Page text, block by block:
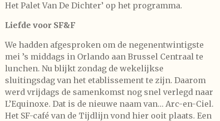
Het Palet Van De Dichter’ op het programma.
Liefde voor SF&F
We hadden afgesproken om de negenentwintigste
mei ’s middags in Orlando aan Brussel Centraal te
lunchen. Nu blijkt zondag de wekelijkse
sluitingsdag van het etablissement te zijn. Daarom
werd vrijdags de samenkomst nog snel verlegd naar
L’Equinoxe. Dat is de nieuwe naam van… Arc-en-Ciel.
Het SF-café van de Tijdlijn vond hier ooit plaats. Een